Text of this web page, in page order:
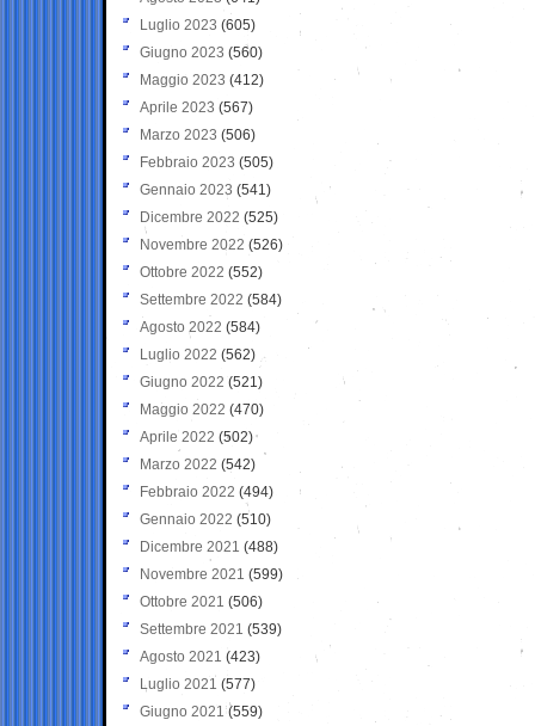
Luglio 2023 (605)
Giugno 2023 (560)
Maggio 2023 (412)
Aprile 2023 (567)
Marzo 2023 (506)
Febbraio 2023 (505)
Gennaio 2023 (541)
Dicembre 2022 (525)
Novembre 2022 (526)
Ottobre 2022 (552)
Settembre 2022 (584)
Agosto 2022 (584)
Luglio 2022 (562)
Giugno 2022 (521)
Maggio 2022 (470)
Aprile 2022 (502)
Marzo 2022 (542)
Febbraio 2022 (494)
Gennaio 2022 (510)
Dicembre 2021 (488)
Novembre 2021 (599)
Ottobre 2021 (506)
Settembre 2021 (539)
Agosto 2021 (423)
Luglio 2021 (577)
Giugno 2021(559)